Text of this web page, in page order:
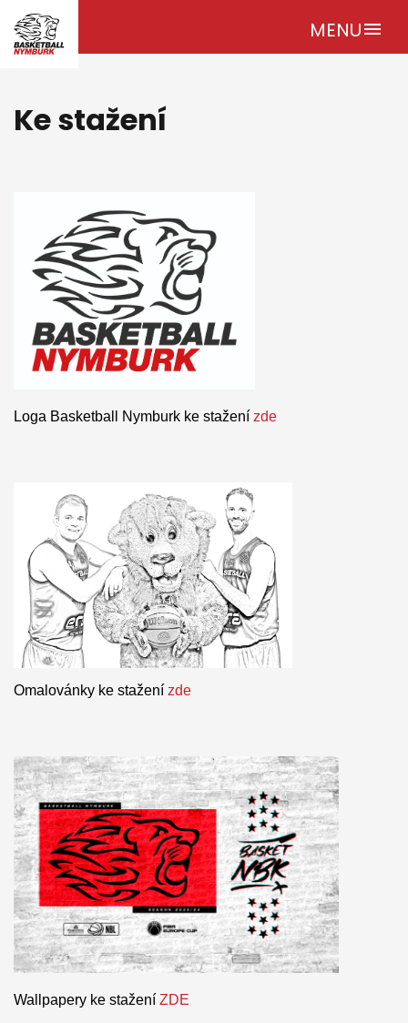
MENUmenu
Ke stažení
Loga Basketball Nymburk ke stažení zde
Omalovánky ke stažení zde
Wallpapery ke stažení ZDE